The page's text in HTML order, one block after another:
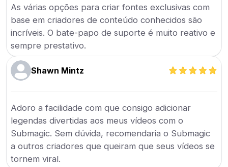
As várias opções para criar fontes exclusivas com
base em criadores de conteúdo conhecidos são
incríveis. O bate-papo de suporte é muito reativo e
sempre prestativo.
Shawn Mintz
Adoro a facilidade com que consigo adicionar
legendas divertidas aos meus vídeos com o
Submagic. Sem dúvida, recomendaria o Submagic
a outros criadores que queiram que seus vídeos se
tornem viral.